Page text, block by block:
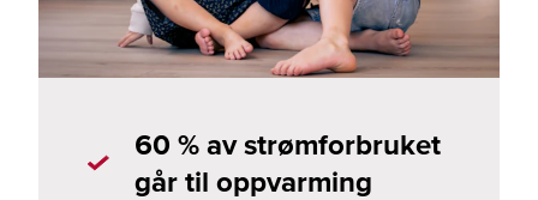
60 % av strømforbruket
går til oppvarming